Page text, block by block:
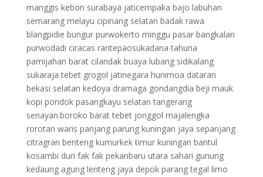
manggis kebon surabaya jaticempaka bajo labuhan
semarang melayu cipinang selatan badak rawa
blangpidie bungur purwokerto minggu pasar bangkalan
purwodadi ciracas rantepaosukadana tahuna
pamijahan barat cilandak buaya lubang sidikalang
sukaraja tebet grogol jatinegara hunimoa dataran
bekasi selatan kedoya dramaga gondangdia beji mauk
kopi pondok pasangkayu selatan tangerang
senayan.boroko barat tebet jonggol majalengka
rorotan waris panjang parung kuningan jaya sepanjang
citragran benteng kumurkek timur kuningan bantul
kosambi duri fak fak pekanbaru utara sahari gunung
kedaung agung lenteng jaya depok parang tegal limo